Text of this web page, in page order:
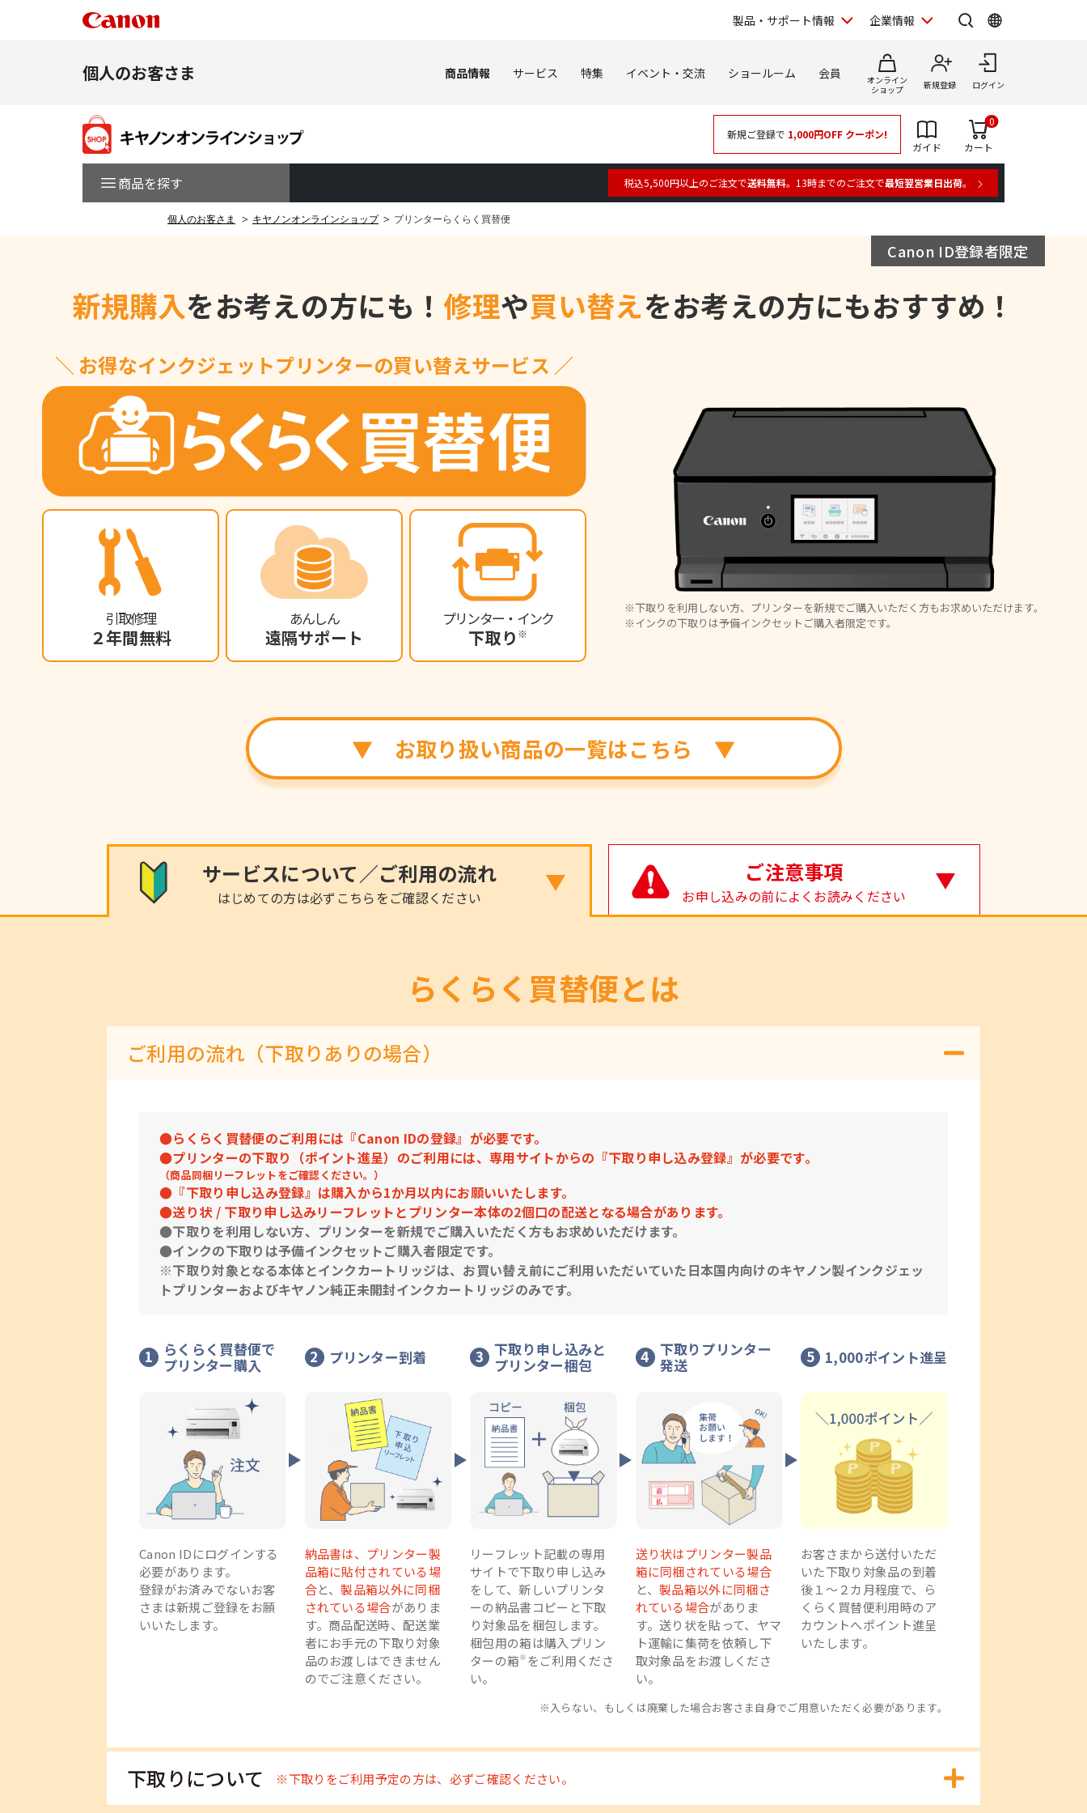
製品・サポート情報 企業情報
個人のお客さま 商品情報 サービス 特集 イベント・交流 ショールーム 会員
オンライン
ショップ
新規登録 ログイン
商品を探す
新規ご登録で 1,000円OFF クーポン!
ガイド
カート
0
税込5,500円以上のご注文で送料無料。13時までのご注文で最短翌営業日出荷。
個人のお客さま キヤノンオンラインショップ プリンターらくらく買替便
Canon ID登録者限定
新規購入をお考えの方にも！ 修理や買い替えをお考えの方にもおすすめ！
＼ お得なインクジェットプリンターの買い替えサービス ／
引取修理
２年間無料
あんしん
遠隔サポート
プリンター・インク
下取り ※
下取りを利用しない方、プリンターを新規でご購入いただく方もお求めいただけます。
インクの下取りは予備インクセットご購入者限定です。
▼ お取り扱い商品の一覧はこちら ▼
サービスについて／ご利用の流れ
はじめての方は必ずこちらをご確認ください
ご注意事項
お申し込みの前によくお読みください
らくらく買替便とは
ご利用の流れ（下取りありの場合）
●らくらく買替便のご利用には『Canon IDの登録』が必要です。
●プリンターの下取り（ポイント進呈）のご利用には、専用サイトからの『下取り申し込み登録』が必要です。
（商品同梱リーフレットをご確認ください。）
●『下取り申し込み登録』は購入から1か月以内にお願いいたします。
●送り状 / 下取り申し込みリーフレットとプリンター本体の2個口の配送となる場合があります。
●下取りを利用しない方、プリンターを新規でご購入いただく方もお求めいただけます。
●インクの下取りは予備インクセットご購入者限定です。
※下取り対象となる本体とインクカートリッジは、お買い替え前にご利用いただいていた日本国内向けのキヤノン製インクジェッ
トプリンターおよびキヤノン純正未開封インクカートリッジのみです。
1
らくらく買替便で
プリンター購入
Canon IDにログインする
必要があります。
登録がお済みでないお客
さまは新規ご登録をお願
いいたします。
2 プリンター到着
納品書は、プリンター製
品箱に貼付されている場
合と、製品箱以外に同梱
されている場合がありま
す。商品配送時、配送業
者にお手元の下取り対象
品のお渡しはできません
のでご注意ください。
3 下取り申し込みと
プリンター梱包
リーフレット記載の専用
サイトで下取り申し込み
をして、新しいプリンタ
ーの納品書コピーと下取
り対象品を梱包します。
梱包用の箱は購入プリン
ターの箱※ をご利用くださ
い。
4 下取りプリンター
発送
送り状はプリンター製品
箱に同梱されている場合
と、製品箱以外に同梱さ
れている場合がありま
す。送り状を貼って、ヤマ
ト運輸に集荷を依頼し下
取対象品をお渡しくださ
い。
5 1,000ポイント進呈
お客さまから送付いただ
いた下取り対象品の到着
後１～２カ月程度で、ら
くらく買替便利用時のア
カウントへポイント進呈
いたします。
※入らない、もしくは廃棄した場合お客さま自身でご用意いただく必要があります。
下取りについて ※下取りをご利用予定の方は、必ずご確認ください。
モデル
（年式）
インク色数
印刷コスト
（L判写真）※
（2021年発売）
TS7630
（2025年発売）
TS8830
（2024年発売）
TS8930
（2025年発売）
XK510
（2025年発売）
XK140
（2025年発売）
TR8630a
（2022年発売）
G3390
（2024年発売）
GX2030
（2023年発売）
GX4030
（2022年発売）
TR703a
（2022年発売）
TR163
（2025年発売）
TR9530a
（2024年発売）
iX6830
（2014年発売）
PRO-S1
（2020年発売）Mark II
（2025年発売）